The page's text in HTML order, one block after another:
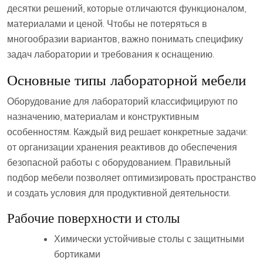
десятки решений, которые отличаются функционалом,
материалами и ценой. Чтобы не потеряться в
многообразии вариантов, важно понимать специфику
задач лаборатории и требования к оснащению.
Основные типы лабораторной мебели
Оборудование для лабораторий классифицируют по
назначению, материалам и конструктивным
особенностям. Каждый вид решает конкретные задачи:
от организации хранения реактивов до обеспечения
безопасной работы с оборудованием. Правильный
подбор мебели позволяет оптимизировать пространство
и создать условия для продуктивной деятельности.
Рабочие поверхности и столы
Химически устойчивые столы с защитными
бортиками